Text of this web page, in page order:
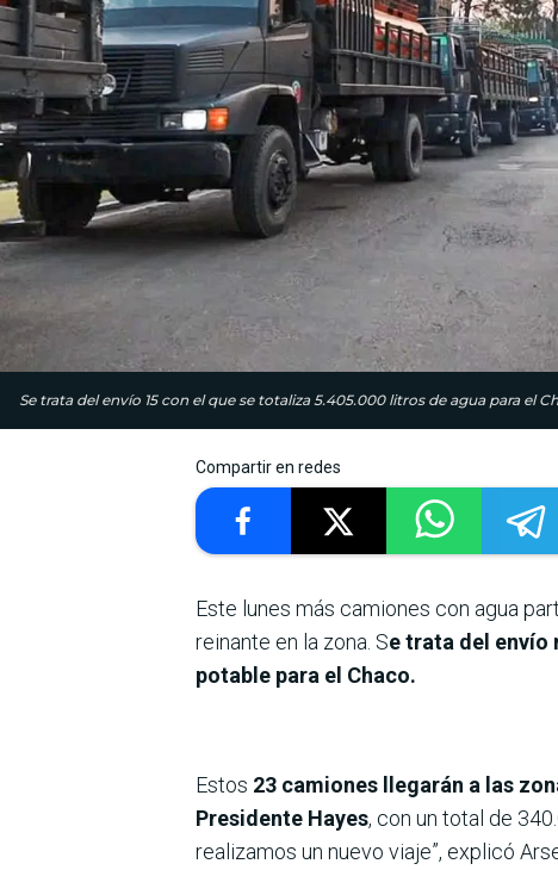
Se trata del envío 15 con el que se totaliza 5.405.000 litros de agua para el
Compartir en redes
Este lunes más camiones con agua
reinante en la zona. Se trata del envío
potable para el Chaco.
Estos 23 camiones llegarán a las
Presidente Hayes, con un total de
realizamos un nuevo viaje”, explicó